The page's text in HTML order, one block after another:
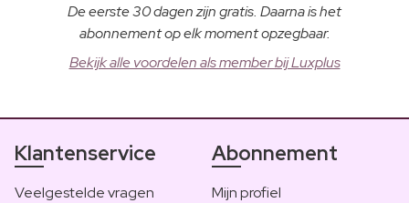
De eerste 30 dagen zijn gratis. Daarna is het
abonnement op elk moment opzegbaar.
Bekijk alle voordelen als member bij Luxplus
Klantenservice
Veelgestelde vragen
Abonnement
Mijn profiel